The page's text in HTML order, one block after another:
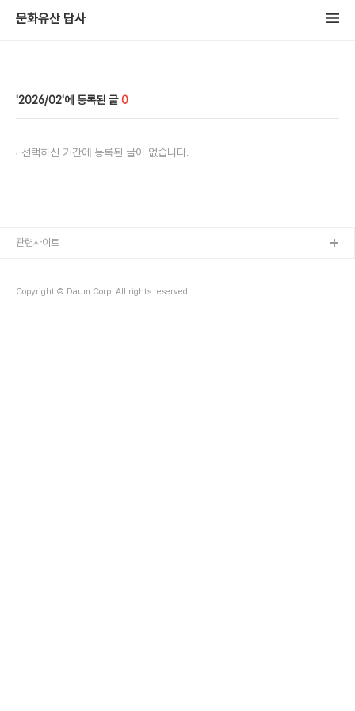
문화유산 답사
2026/02 0
선택하신 기간에 등록된 글이 없습니다.
Copyright © Daum Corp. All rights reserved.
관련사이트